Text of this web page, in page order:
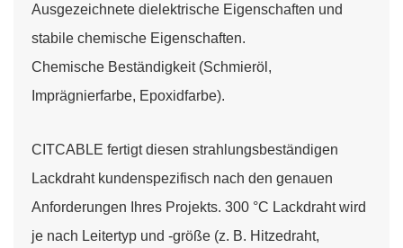
Ausgezeichnete dielektrische Eigenschaften und
stabile chemische Eigenschaften.
Chemische Beständigkeit (Schmieröl,
Imprägnierfarbe, Epoxidfarbe).
CITCABLE fertigt diesen strahlungsbeständigen
Lackdraht kundenspezifisch nach den genauen
Anforderungen Ihres Projekts. 300 °C Lackdraht wird
je nach Leitertyp und -größe (z. B. Hitzedraht,